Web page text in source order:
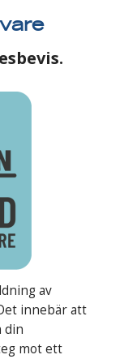
av
innebär att
din
mot ett